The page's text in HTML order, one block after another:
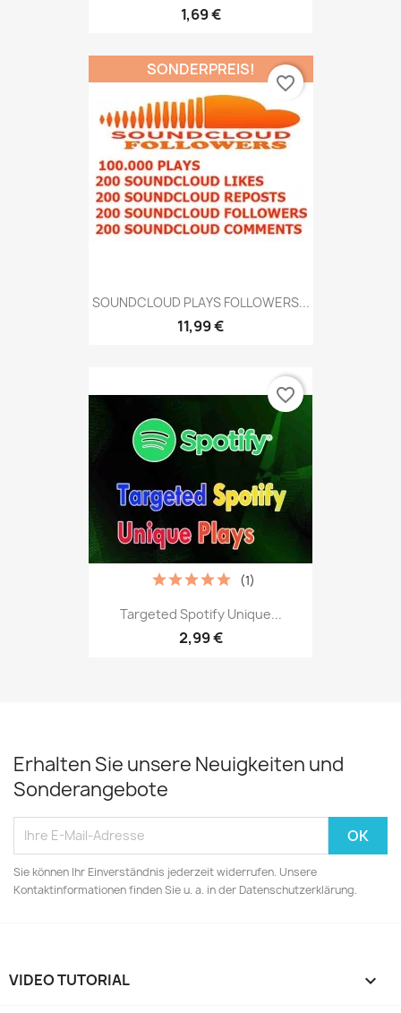
1,69 €
SOUNDCLOUD PLAYS FOLLOWERS...
11,99 €
SONDERPREIS!
favorite_border
Targeted Spotify Unique...
2,99 €
(1)
favorite_border
Erhalten Sie unsere Neuigkeiten und
Sonderangebote
Sie können Ihr Einverständnis jederzeit widerrufen. Unsere
Kontaktinformationen finden Sie u. a. in der Datenschutzerklärung.
VIDEO TUTORIAL 